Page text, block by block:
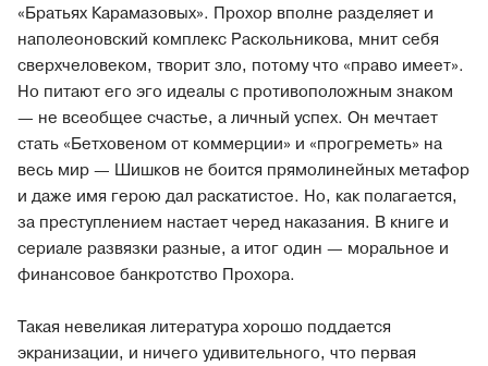
«Братьях Карамазовых». Прохор вполне разделяет и
наполеоновский комплекс Раскольникова, мнит себя
сверхчеловеком, творит зло, потому что «право имеет».
Но питают его эго идеалы с противоположным знаком
— не всеобщее счастье, а личный успех. Он мечтает
стать «Бетховеном от коммерции» и «прогреметь» на
весь мир — Шишков не боится прямолинейных метафор
и даже имя герою дал раскатистое. Но, как полагается,
за преступлением настает черед наказания. В книге и
сериале развязки разные, а итог один — моральное и
финансовое банкротство Прохора.
Такая невеликая литература хорошо поддается
экранизации, и ничего удивительного, что первая